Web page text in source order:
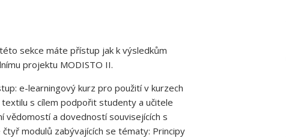
sekce máte přístup jak k výsledkům
projektu MODISTO II.
e-learningový kurz pro použití v kurzech
s cílem podpořit studenty a učitele
vědomostí a dovedností souvisejících s
modulů zabývajících se tématy: Principy